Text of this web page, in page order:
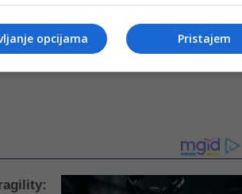
očekujući konkretne korake od
predstavnicima ove populacije kako bi se
Pristajem
opcijama